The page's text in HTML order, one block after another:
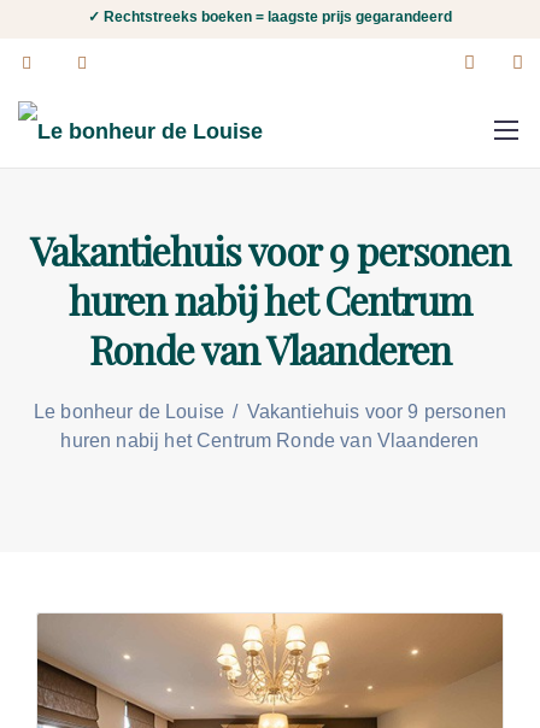
✓ Rechtstreeks boeken = laagste prijs gegarandeerd
Vakantiehuis voor 9 personen
huren nabij het Centrum
Ronde van Vlaanderen
Le bonheur de Louise / Vakantiehuis voor 9 personen
huren nabij het Centrum Ronde van Vlaanderen